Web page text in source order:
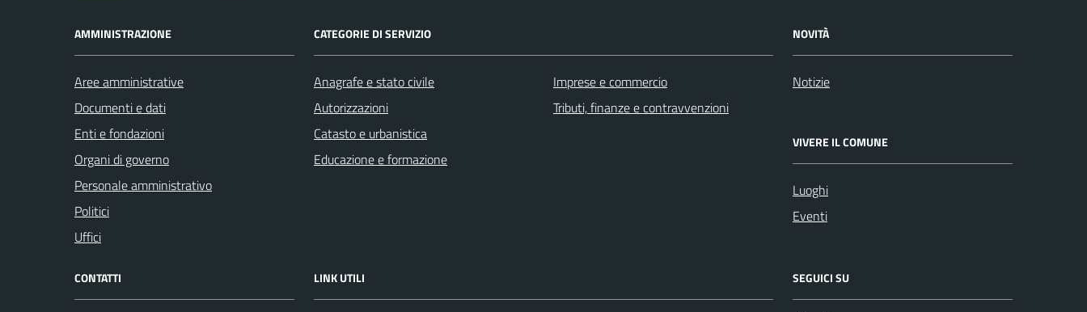
AMMINISTRAZIONE
Aree amministrative
Documenti e dati
Enti e fondazioni
Organi di governo
Personale amministrativo
Politici
Uffici
CATEGORIE DI SERVIZIO
Anagrafe e stato civile
Autorizzazioni
Catasto e urbanistica
Educazione e formazione
Imprese e commercio
Tributi, finanze e contravvenzioni
NOVITÀ
Notizie
VIVERE IL COMUNE
Luoghi
Eventi
CONTATTI LINK UTILI SEGUICI SU